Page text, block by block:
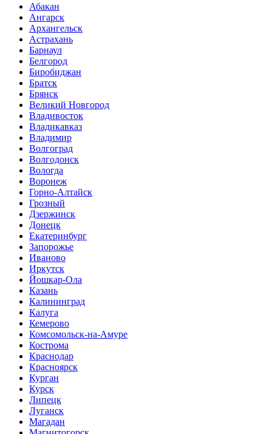
Абакан
Ангарск
Архангельск
Астрахань
Барнаул
Белгород
Биробиджан
Братск
Брянск
Великий Новгород
Владивосток
Владикавказ
Владимир
Волгоград
Волгодонск
Вологда
Воронеж
Горно-Алтайск
Грозный
Дзержинск
Донецк
Екатеринбург
Запорожье
Иваново
Иркутск
Йошкар-Ола
Казань
Калининград
Калуга
Кемерово
Комсомольск-на-Амуре
Кострома
Краснодар
Красноярск
Курган
Курск
Липецк
Луганск
Магадан